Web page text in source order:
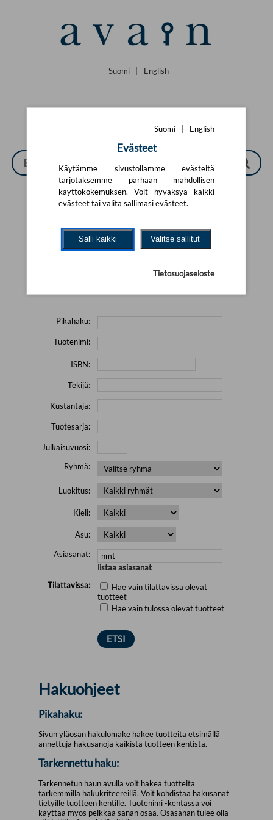
Suomi English
Tarkennettu haku
Yhtään tuotetta ei löytynyt. Yritä uutta hakua alla olevalla
Yritä hakea pienemmällä määrällä hakutekijöitä ja jätä
Pikahaku:
Tuotenimi:
ISBN:
Tekijä:
Kustantaja:
Tuotesarja:
Julkaisuvuosi:
Ryhmä:
Luokitus:
Kieli:
Asu:
Asiasanat:
listaa asiasanat
Tilattavissa:
Hae vain tilattavissa olevat
tuotteet
Hae vain tulossa olevat tuotteet
Hakuohjeet
Pikahaku:
Sivun yläosan hakulomake hakee tuotteita etsimällä
annettuja hakusanoja kaikista tuotteen kentistä.
Tarkennettu haku:
Tarkennetun haun avulla voit hakea tuotteita
tarkemmilla hakukriteereillä. Voit kohdistaa hakusanat
tietyille tuotteen kentille. Tuotenimi -kentässä voi
käyttää myös pelkkää sanan osaa. Osasanan tulee olla
Suomi | English
Evästeet
Käytämme sivustollamme evästeitä
tarjotaksemme parhaan mahdollisen
käyttökokemuksen. Voit hyväksyä kaikki
evästeet tai valita sallimasi evästeet.
Salli kaikki Valitse sallitut
Tietosuojaseloste